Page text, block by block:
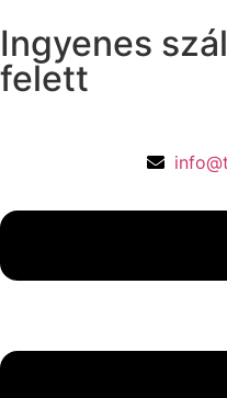
Ingyenes
felett